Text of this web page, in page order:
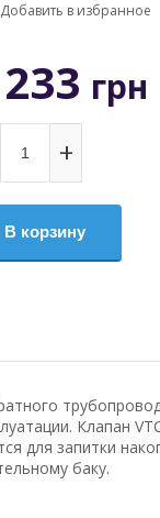
Добавить в избранное
грн
+
В корзину
Клапан
запитки
баку.